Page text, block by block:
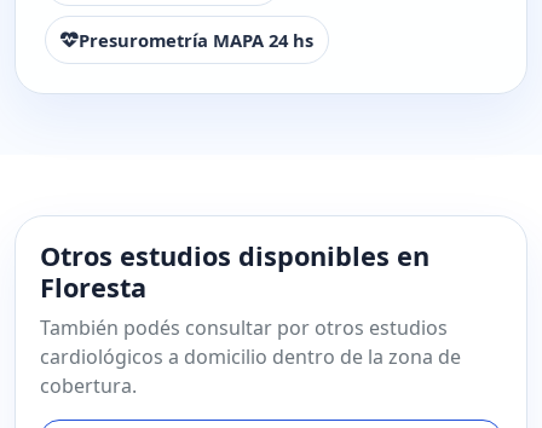
Presurometría MAPA 24 hs
Otros estudios disponibles en
Floresta
También podés consultar por otros estudios
cardiológicos a domicilio dentro de la zona de
cobertura.